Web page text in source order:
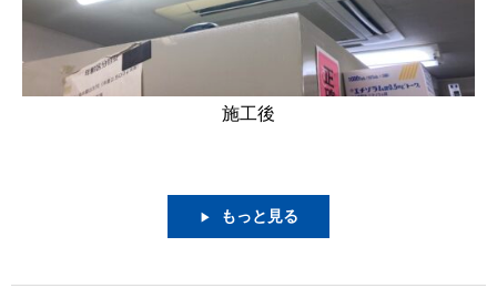
施工後
▶ もっと見る